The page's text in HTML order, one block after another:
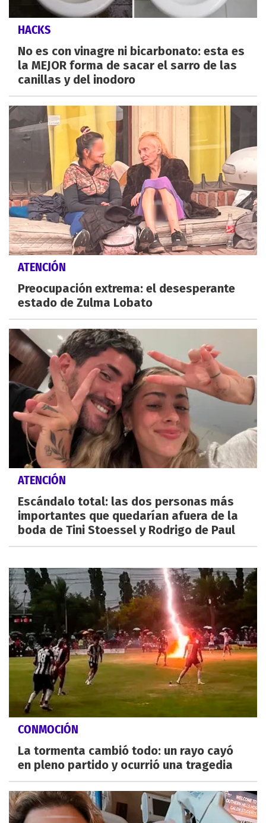
HACKS
No es con vinagre ni bicarbonato: esta es
la MEJOR forma de sacar el sarro de las
canillas y del inodoro
ATENCIÓN
Preocupación extrema: el desesperante
estado de Zulma Lobato
ATENCIÓN
Escándalo total: las dos personas más
importantes que quedarían afuera de la
boda de Tini Stoessel y Rodrigo de Paul
CONMOCIÓN
La tormenta cambió todo: un rayo cayó
en pleno partido y ocurrió una tragedia